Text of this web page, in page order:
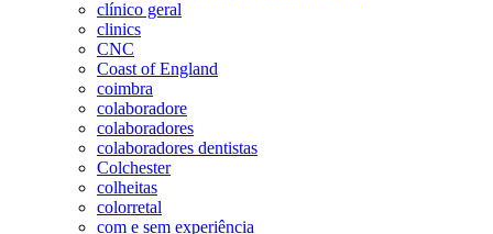
clínico geral
clinics
CNC
Coast of England
coimbra
colaboradore
colaboradores
colaboradores dentistas
Colchester
colheitas
colorretal
com e sem experiência